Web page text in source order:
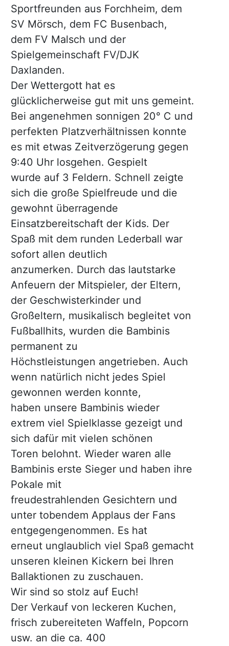
Sportfreunden aus Forchheim, dem
SV Mörsch, dem FC Busenbach,
dem FV Malsch und der
Spielgemeinschaft FV/DJK
Daxlanden.
Der Wettergott hat es
glücklicherweise gut mit uns gemeint.
Bei angenehmen sonnigen 20° C und
perfekten Platzverhältnissen konnte
es mit etwas Zeitverzögerung gegen
9:40 Uhr losgehen. Gespielt
wurde auf 3 Feldern. Schnell zeigte
sich die große Spielfreude und die
gewohnt überragende
Einsatzbereitschaft der Kids. Der
Spaß mit dem runden Lederball war
sofort allen deutlich
anzumerken. Durch das lautstarke
Anfeuern der Mitspieler, der Eltern,
der Geschwisterkinder und
Großeltern, musikalisch begleitet von
Fußballhits, wurden die Bambinis
permanent zu
Höchstleistungen angetrieben. Auch
wenn natürlich nicht jedes Spiel
gewonnen werden konnte,
haben unsere Bambinis wieder
extrem viel Spielklasse gezeigt und
sich dafür mit vielen schönen
Toren belohnt. Wieder waren alle
Bambinis erste Sieger und haben ihre
Pokale mit
freudestrahlenden Gesichtern und
unter tobendem Applaus der Fans
entgegengenommen. Es hat
erneut unglaublich viel Spaß gemacht
unseren kleinen Kickern bei Ihren
Ballaktionen zu zuschauen.
Wir sind so stolz auf Euch!
Der Verkauf von leckeren Kuchen,
frisch zubereiteten Waffeln, Popcorn
usw. an die ca. 400